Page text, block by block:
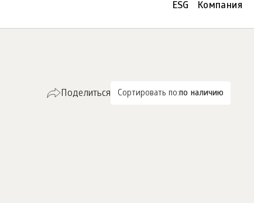
ESG Компания
Сортировать по:по наличию
Поделиться